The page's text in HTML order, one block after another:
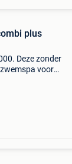
Deze zonder
voor